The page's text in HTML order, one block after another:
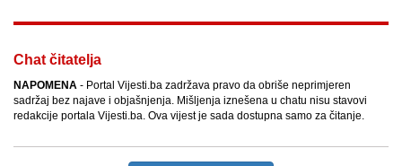
Chat čitatelja
NAPOMENA - Portal Vijesti.ba zadržava pravo da obriše neprimjeren
sadržaj bez najave i objašnjenja. Mišljenja iznešena u chatu nisu stavovi
redakcije portala Vijesti.ba. Ova vijest je sada dostupna samo za čitanje.